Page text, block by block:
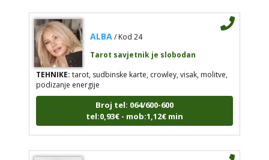
ALBA / Kod 24
Tarot savjetnik je slobodan
TEHNIKE:tarot, sudbinske karte, crowley, visak, molitve,
podizanje energije
Broj tel: 064/600-600
tel:0,93€ - mob:1,12€ min